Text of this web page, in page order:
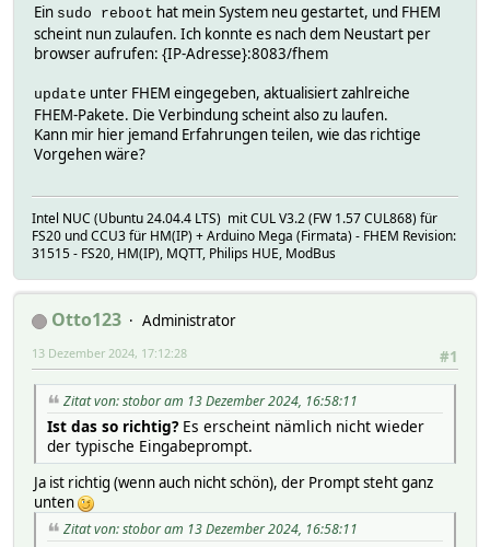
Ein sudo reboot hat mein System neu gestartet, und FHEM
scheint nun zulaufen. Ich konnte es nach dem Neustart per
browser aufrufen: {IP-Adresse}:8083/fhem
update unter FHEM eingegeben, aktualisiert zahlreiche
FHEM-Pakete. Die Verbindung scheint also zu laufen.
Kann mir hier jemand Erfahrungen teilen, wie das richtige
Vorgehen wäre?
Intel NUC (Ubuntu 24.04.4 LTS) mit CUL V3.2 (FW 1.57 CUL868) für
FS20 und CCU3 für HM(IP) + Arduino Mega (Firmata) - FHEM Revision:
31515 - FS20, HM(IP), MQTT, Philips HUE, ModBus
Otto123
Administrator
#1
13 Dezember 2024, 17:12:28
Zitat von: stobor am 13 Dezember 2024, 16:58:11
Ist das so richtig?Es erscheint nämlich nicht wieder
der typische Eingabeprompt.
Ja ist richtig (wenn auch nicht schön), der Prompt steht ganz
unten
Zitat von: stobor am 13 Dezember 2024, 16:58:11